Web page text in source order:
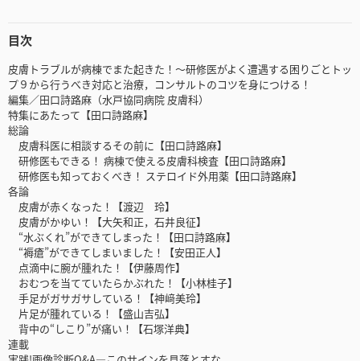
目次
皮膚トラブルが病棟でまた起きた！〜研修医がよく遭遇する困りごとトッ
プ９から行うべき対応と治療，コンサルトのコツを身につける！
編集／田口詩路麻（水戸協同病院 皮膚科）
特集にあたって【田口詩路麻】
総論
皮膚科医に相談するその前に【田口詩路麻】
研修医もできる！ 病棟で使える皮膚科検査【田口詩路麻】
研修医も知っておくべき！ ステロイド外用薬【田口詩路麻】
各論
皮膚が赤くなった！【渡辺 玲】
皮膚がかゆい！【大矢和正，石井良征】
“水ぶくれ”ができてしまった！【田口詩路麻】
“褥瘡”ができてしまいました！【安田正人】
点滴中に腕が腫れた！【伊藤周作】
おむつを当てていたらかぶれた！【小林桂子】
手足がガサガサしている！【神﨑美玲】
片足が腫れている！【盛山吉弘】
背中の“しこり”が痛い！【石塚洋典】
連載